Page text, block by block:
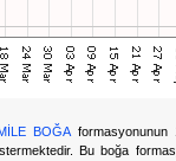
BOĞAformasyonunun
Bu boğa